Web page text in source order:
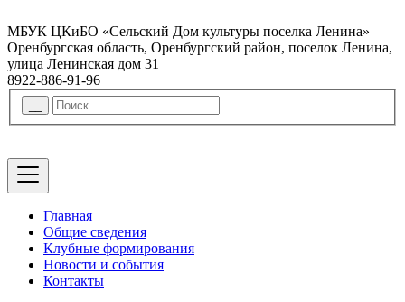
МБУК ЦКиБО «Сельский Дом культуры поселка Ленина»
Оренбургская область, Оренбургский район, поселок Ленина,
улица Ленинская дом 31
8922-886-91-96
Главная
Общие сведения
Клубные формирования
Новости и события
Контакты